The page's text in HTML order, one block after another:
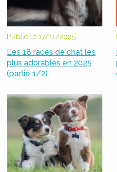
Publié le 17/11/2025
Les 18 races de chat les
plus adorables en 2025
(partie 1/2)